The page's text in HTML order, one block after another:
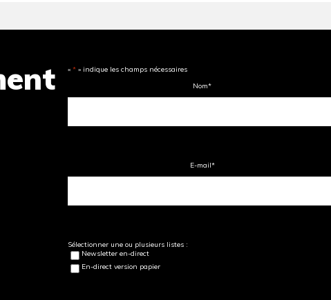
« * » indique les champs nécessaires
Nom*
E-mail*
Sélectionner une ou plusieurs listes :
Newsletter en-direct
En-direct version papier